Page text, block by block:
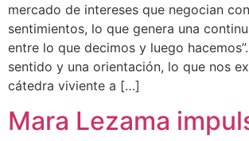
mercado de intereses que negocian
sentimientos, lo que genera una
entre lo que decimos y luego
sentido y una orientación, lo que nos
cátedra viviente a […]
Mara Lezama